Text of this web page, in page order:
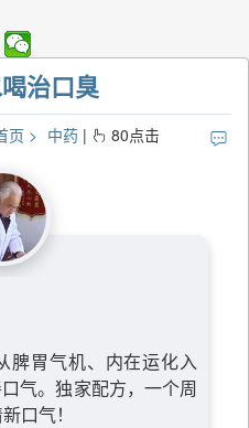
治口臭
页 中药 80点击
脾胃气机、内在运化入
气。独家配方，一个周
口气！